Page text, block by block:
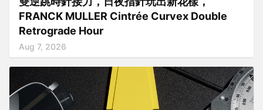
FRANCK MULLER Cintrée Curvex Double
Retrograde Hour
Aug 7, 2026